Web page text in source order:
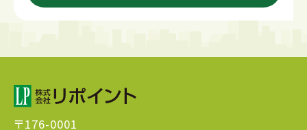
〒176-0001